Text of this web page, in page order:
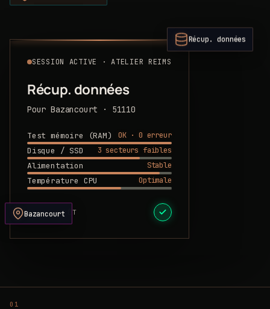
SESSION ACTIVE · ATELIER REIMS
Récup. données
Pour Bazancourt · 51110
Test mémoire (RAM)
OK · 0 erreur
Disque / SSD
3 secteurs faibles
Alimentation
Stable
Température CPU
Optimale
DEVIS PRÊT
Récup. données
Bazancourt